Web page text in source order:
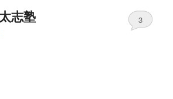
志塾 3